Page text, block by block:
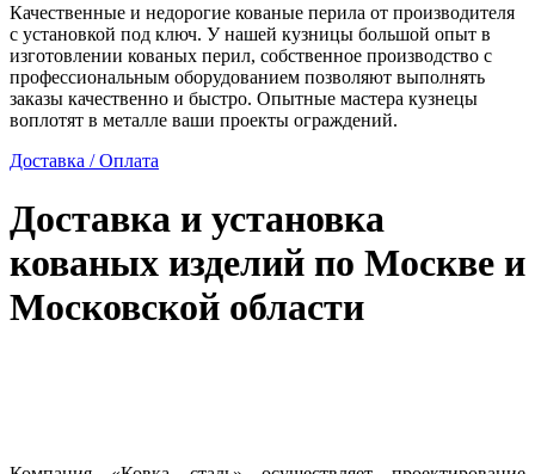
Качественные и недорогие кованые перила от производителя
с установкой под ключ. У нашей кузницы большой опыт в
изготовлении кованых перил, собственное производство с
профессиональным оборудованием позволяют выполнять
заказы качественно и быстро. Опытные мастера кузнецы
воплотят в металле ваши проекты ограждений.
Доставка / Оплата
Доставка и установка
кованых изделий по Москве и
Московской области